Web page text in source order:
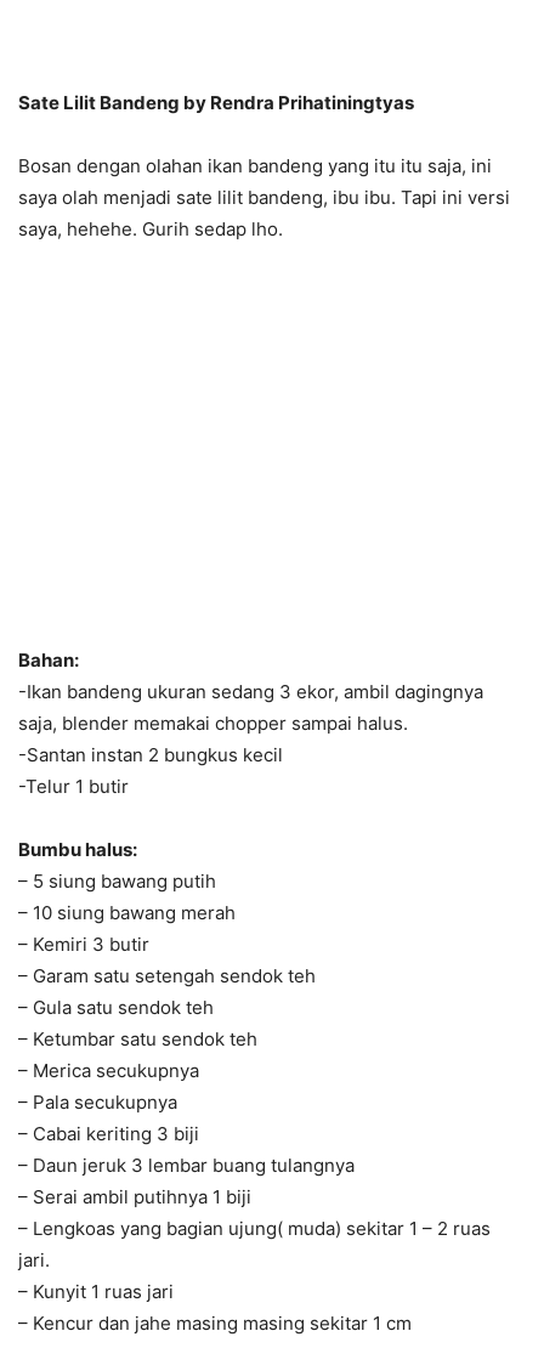
Sate Lilit Bandeng by Rendra Prihatiningtyas
Bosan dengan olahan ikan bandeng yang itu itu saja, ini
saya olah menjadi sate lilit bandeng, ibu ibu. Tapi ini versi
saya, hehehe. Gurih sedap lho.
Bahan:
-Ikan bandeng ukuran sedang 3 ekor, ambil dagingnya
saja, blender memakai chopper sampai halus.
-Santan instan 2 bungkus kecil
-Telur 1 butir
Bumbu halus:
– 5 siung bawang putih
– 10 siung bawang merah
– Kemiri 3 butir
– Garam satu setengah sendok teh
– Gula satu sendok teh
– Ketumbar satu sendok teh
– Merica secukupnya
– Pala secukupnya
– Cabai keriting 3 biji
– Daun jeruk 3 lembar buang tulangnya
– Serai ambil putihnya 1 biji
– Lengkoas yang bagian ujung( muda) sekitar 1 – 2 ruas
jari.
– Kunyit 1 ruas jari
– Kencur dan jahe masing masing sekitar 1 cm